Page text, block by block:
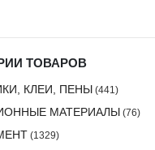
ТОВАРОВ
КЛЕИ, ПЕНЫ (441)
МАТЕРИАЛЫ (76)
(1329)